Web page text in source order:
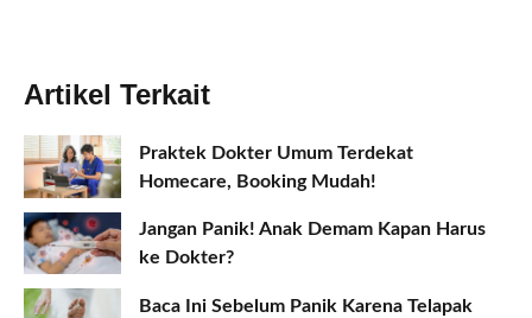
Artikel Terkait
Praktek Dokter Umum Terdekat
Homecare, Booking Mudah!
Jangan Panik! Anak Demam Kapan Harus
ke Dokter?
Baca Ini Sebelum Panik Karena Telapak